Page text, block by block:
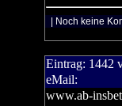
| Noch keine
Eintrag: 1442
eMail:
www.ab-